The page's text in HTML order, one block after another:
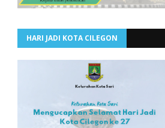
HARI JADI KOTA CILEGON